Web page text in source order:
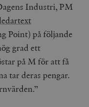
Industri, PM
Point) på följande
grad ett
på M för att få
tar deras pengar.